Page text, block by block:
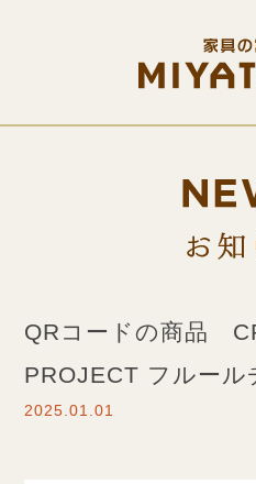
QRコードの商品
PROJECT フルール
2025.01.01